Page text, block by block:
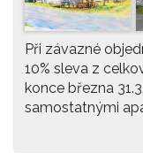
Při závazné
10% sleva z
konce března
samostatnými